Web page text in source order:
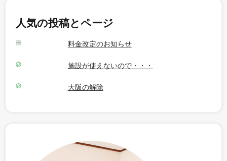
人気の投稿とページ
料金改定のお知らせ
施設が使えないので・・・
大阪の解除